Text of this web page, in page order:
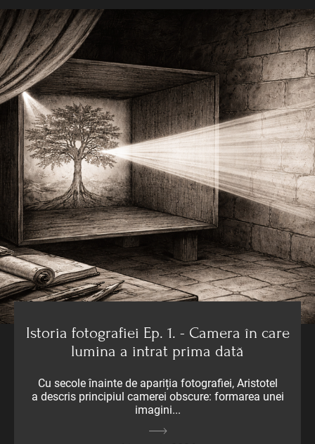
Istoria fotografiei Ep. 1. - Camera în care
lumina a intrat prima dată
Cu secole înainte de apariția fotografiei, Aristotel
a descris principiul camerei obscure: formarea unei
imagini...